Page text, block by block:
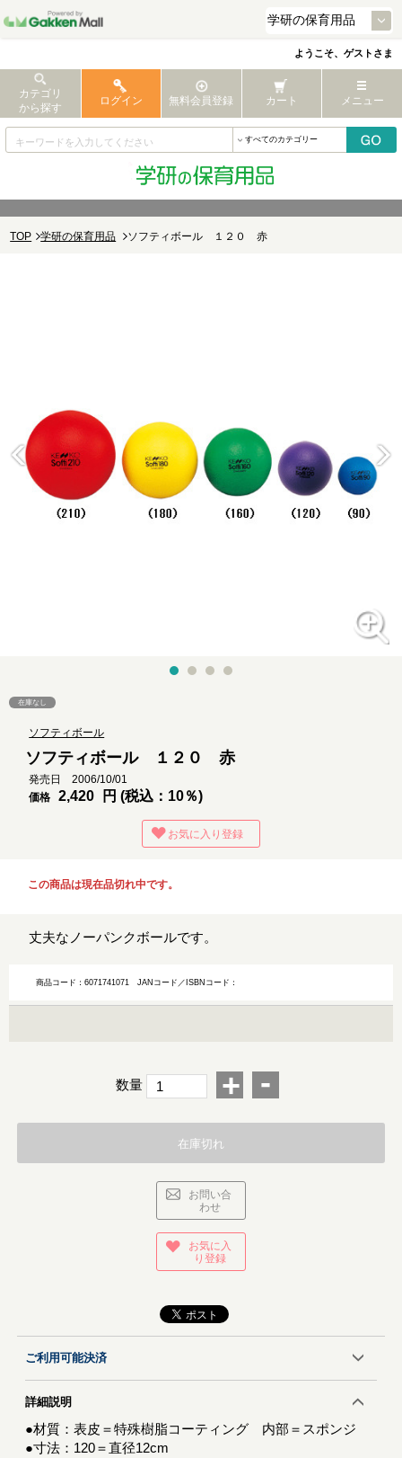
ようこそ、ゲストさま
カテゴリ
から探す
ログイン 無料会員登録 カート メニュー
TOP 学研の保育用品 ソフティボール １２０ 赤
在庫なし
ソフティボール
ソフティボール １２０ 赤
発売日 2006/10/01
価格
2,420 円 (税込：10％)
お気に入り登録
この商品は現在品切れ中です。
丈夫なノーパンクボールです。
商品コード：6071741071JANコード／ISBNコード：
数量 + -
在庫切れ
お問い合
わせ
お気に入
り登録
ご利用可能決済
詳細説明
●材質：表皮＝特殊樹脂コーティング 内部＝スポンジ
●寸法：120＝直径12cm